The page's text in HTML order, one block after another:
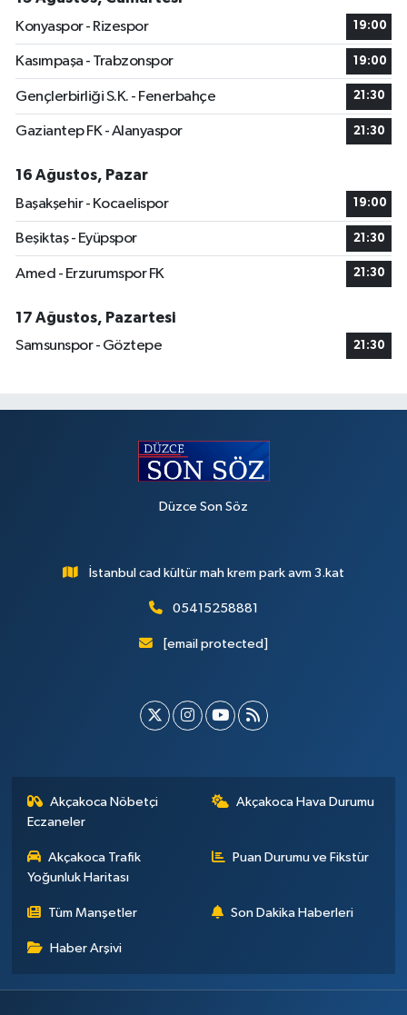
Konyaspor - Rizespor
19:00
Kasımpaşa - Trabzonspor 19:00
Gençlerbirliği S.K. - Fenerbahçe 21:30
Gaziantep FK - Alanyaspor 21:30
16 Ağustos, Pazar
Başakşehir - Kocaelispor
19:00
Beşiktaş - Eyüpspor 21:30
Amed - Erzurumspor FK 21:30
17 Ağustos, Pazartesi
Samsunspor - Göztepe
21:30
Düzce Son Söz
İstanbul cad kültür mah krem park avm 3.kat
05415258881
[email protected]
Akçakoca Nöbetçi
Eczaneler
Akçakoca Hava Durumu
Akçakoca Trafik
Yoğunluk Haritası
Puan Durumu ve Fikstür
Tüm Manşetler Son Dakika Haberleri
Haber Arşivi